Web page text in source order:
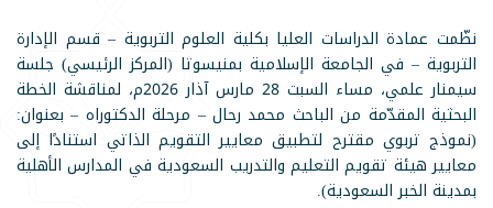
نظّمت عمادة الدراسات العليا بكلية العلوم التربوية – قسم الإدارة
التربوية – في الجامعة الإسلامية بمنيسوتا (المركز الرئيسي) جلسة
سيمنار علمي، مساء السبت 28 مارس آذار 2026م، لمناقشة الخطة
البحثية المقدّمة من الباحث محمد رحال – مرحلة الدكتوراه – بعنوان:
(نموذج تربوي مقترح لتطبيق معايير التقويم الذاتي استنادًا إلى
معايير هيئة تقويم التعليم والتدريب السعودية في المدارس الأهلية
بمدينة الخبر السعودية).